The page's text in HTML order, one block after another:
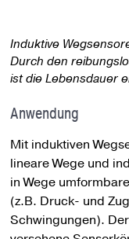
Induktive
Durch den
ist die Lebensdauer
Anwendung
Mit induktiven
lineare Wege und
in Wege
(z.B. Druck- und
Schwingungen).